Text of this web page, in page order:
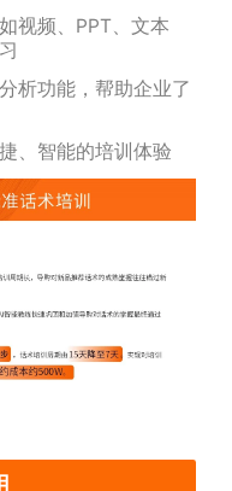
视频、PPT、文本
析功能，帮助企业了
、智能的培训体验